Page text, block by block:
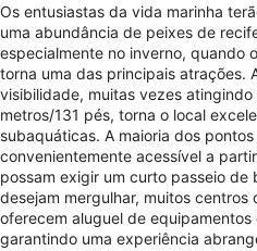
Os entusiastas da vida marinha
uma abundância de peixes de
especialmente no inverno, quando
torna uma das principais atrações.
visibilidade, muitas vezes
metros/131 pés, torna o local
subaquáticas. A maioria dos
convenientemente acessível a
possam exigir um curto passeio de
desejam mergulhar, muitos centros
oferecem aluguel de equipamentos
garantindo uma experiência